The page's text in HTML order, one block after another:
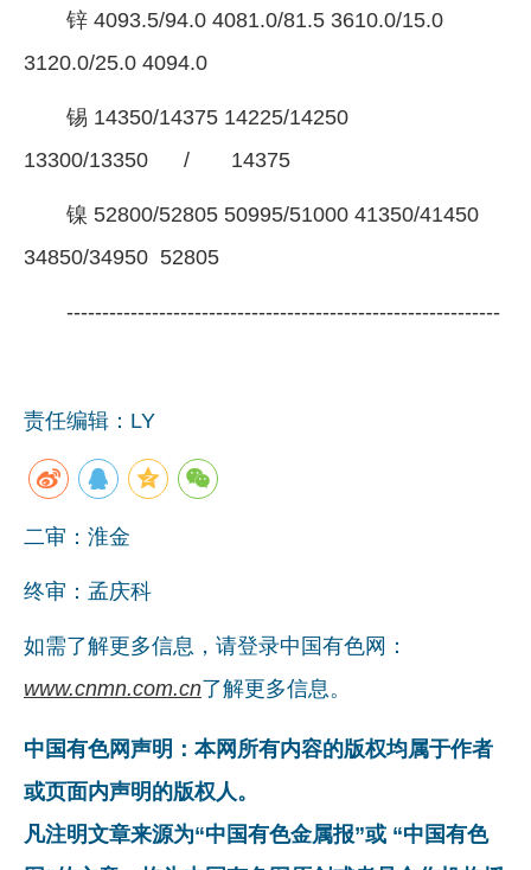
锌 4093.5/94.0 4081.0/81.5 3610.0/15.0
3120.0/25.0 4094.0
锡 14350/14375 14225/14250
13300/13350 / 14375
镍 52800/52805 50995/51000 41350/41450
34850/34950 52805
-------------------------------------------------------------
责任编辑：LY
二审：淮金
终审：孟庆科
如需了解更多信息，请登录中国有色网：
www.cnmn.com.cn了解更多信息。
中国有色网声明：本网所有内容的版权均属于作者
或页面内声明的版权人。
凡注明文章来源为“中国有色金属报”或 “中国有色